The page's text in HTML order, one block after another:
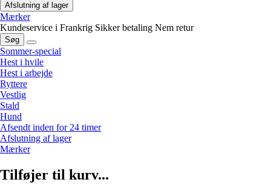
Afslutning af lager
Mærker
Kundeservice i Frankrig Sikker betaling Nem retur
Søg
Sommer-special
Hest i hvile
Hest i arbejde
Ryttere
Vestlig
Stald
Hund
Afsendt inden for 24 timer
Afslutning af lager
Mærker
Tilføjer til kurv...